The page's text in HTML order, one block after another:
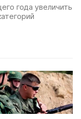
года увеличить